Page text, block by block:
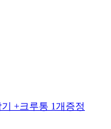
+크루통 1개증정